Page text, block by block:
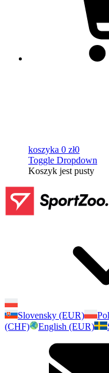
koszyka 0 zł0
Toggle Dropdown
Koszyk jest pusty
Slovensky (EUR)
(CHF)
English (EUR)